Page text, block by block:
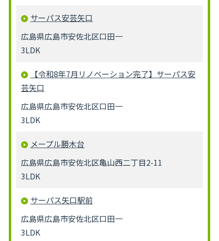
サーパス安芸矢口
広島県広島市安佐北区口田一
3LDK
【令和8年7月リノベーション完了】サーパス安
芸矢口
広島県広島市安佐北区口田一
3LDK
メープル勝木台
広島県広島市安佐北区亀山西二丁目2-11
3LDK
サーパス矢口駅前
広島県広島市安佐北区口田一
3LDK